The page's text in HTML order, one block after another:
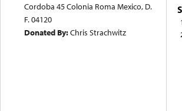
Cordoba 45 Colonia Roma Mexico, D.
F. 04120
Donated By:Chris Strachwitz